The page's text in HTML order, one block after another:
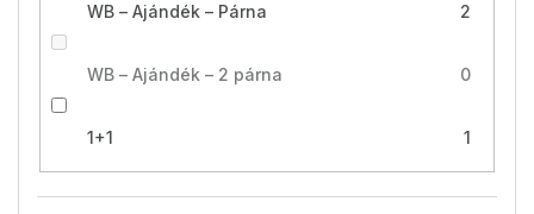
WB – Ajándék – Párna 2
WB – Ajándék – 2 párna 0
1+1 1